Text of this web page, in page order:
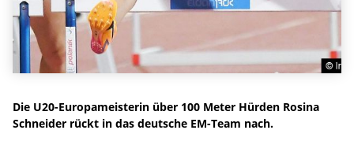
Die U20-Europameisterin über 100 Meter Hürden Rosina
Schneider rückt in das deutsche EM-Team nach.